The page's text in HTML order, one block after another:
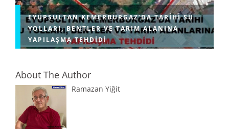
EYÜPSULTAN KEMERBURGAZ’DA TARIHI SU
YOLLARI, BENTLER VE TARIM ALANINA
YAPILAŞMA TEHDIDI
About The Author
Ramazan Yiğit